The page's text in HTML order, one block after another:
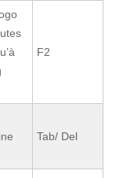
F2
Tab/ Del